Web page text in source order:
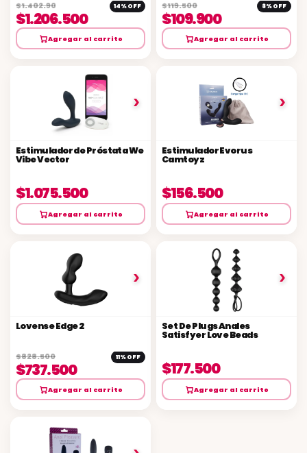
$1.402.900 14% OFF
$1.206.500
Agregar al carrito
$119.500 8% OFF
$109.900
Agregar al carrito
›
Estimulador de Próstata We
Vibe Vector
$1.075.500
Agregar al carrito
›
Estimulador Evorus
Camtoyz
$156.500
Agregar al carrito
›
Lovense Edge 2
$828.500 11% OFF
$737.500
Agregar al carrito
›
Set De Plugs Anales
Satisfyer Love Beads
$177.500
Agregar al carrito